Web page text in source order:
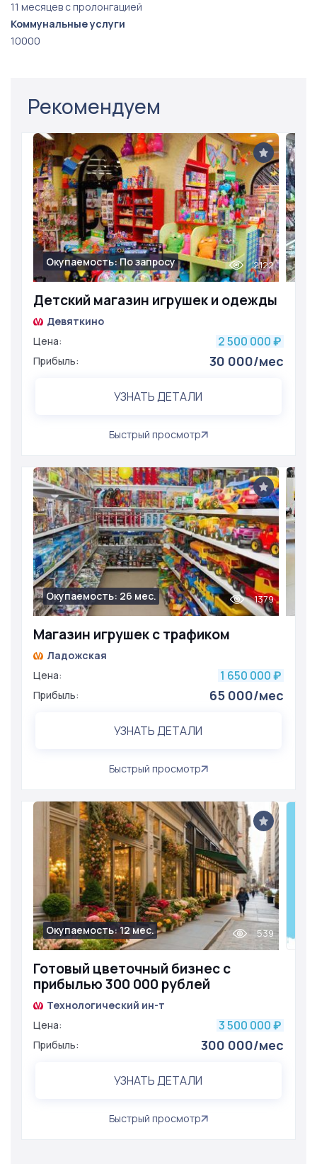
11 месяцев с пролонгацией
Коммунальные услуги
10000
Рекомендуем
Детский магазин игрушек и одежды
Окупаемость: По запросу 2122
Девяткино
Цена:
2 500 000 ₽
Прибыль: 30 000/мес
УЗНАТЬ ДЕТАЛИ
Быстрый просмотр
Магазин игрушек с трафиком
Окупаемость: 26 мес. 1379
Ладожская
Цена:
1 650 000 ₽
Прибыль: 65 000/мес
УЗНАТЬ ДЕТАЛИ
Быстрый просмотр
Готовый цветочный бизнес с
прибылью 300 000 рублей
Окупаемость: 12 мес. 539
Технологический ин-т
Цена:
3 500 000 ₽
Прибыль: 300 000/мес
УЗНАТЬ ДЕТАЛИ
Быстрый просмотр